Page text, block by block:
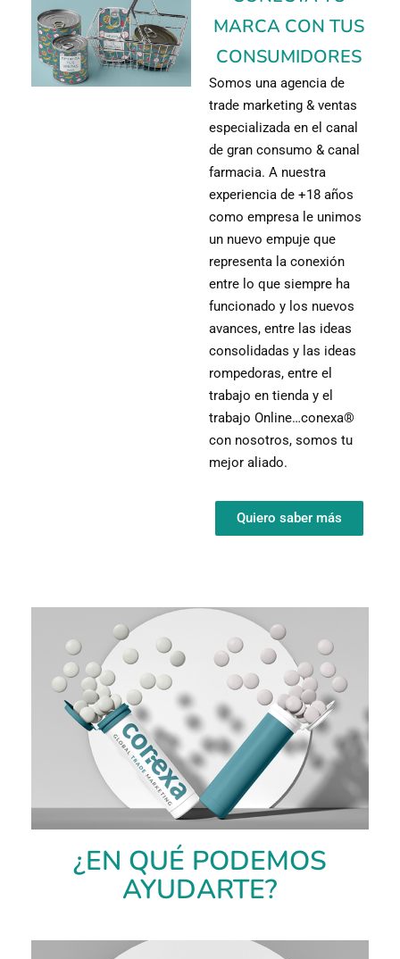
MARCA CON TUS
CONSUMIDORES
Somos una agencia de
trade marketing & ventas
especializada en el canal
de gran consumo & canal
farmacia. A nuestra
experiencia de +18 años
como empresa le unimos
un nuevo empuje que
representa la conexión
entre lo que siempre ha
funcionado y los nuevos
avances, entre las ideas
consolidadas y las ideas
rompedoras, entre el
trabajo en tienda y el
trabajo Online…conexa®
con nosotros, somos tu
mejor aliado.
Quiero saber más
¿EN QUÉ PODEMOS
AYUDARTE?